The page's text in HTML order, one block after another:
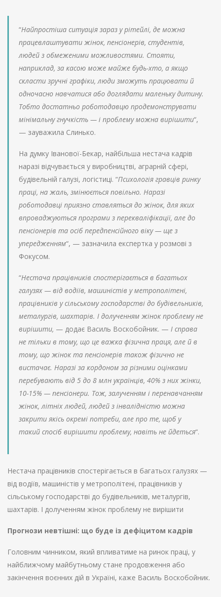
“Найпростіша ситуація зараз у рітейлі, де можна
працевлаштувати жінок, пенсіонерів, студентів,
людей з обмеженими можливостями. Стояти,
наприклад, за касою може майже будь-хто, а якщо
скласти зручні графіки, люди зможуть працювати й
одночасно навчатися або доглядати маленьку дитину.
Тобто достатньо роботодавцю продемонструвати
мінімальну гнучкість — і проблему можна вирішити“,
— зауважила Слинько.
На думку Іванової-Бекар, найбільша нестача кадрів
наразі відчувається у виробництві, аграрній сфері,
будівельній галузі, логістиці. “Психологія гравців ринку
праці, на жаль, змінюється повільно. Наразі
роботодавці приязно ставляться до жінок, для яких
впроваджуються програми з перекваліфікації, але до
пенсіонерів та осіб передпенсійного віку — ще з
упередженням“, — зазначила експертка у розмові з
Фокусом.
“Нестача працівників спостерігається в багатьох
галузях — від водіїв, машиністів у метрополітені,
працівників у сільському господарстві до будівельників,
металургів, шахтарів. І долученням жінок проблему не
вирішити, — додає Василь Воскобойник. — І справа
не тільки в тому, що це важка фізична праця, але й в
тому, що жінок та пенсіонерів також фізично не
вистачає. Наразі за кордоном за різними оцінками
перебувають від 5 до 8 млн українців, 40% з них жінки,
10-15% — пенсіонери. Тож, залученням і перенавчанням
жінок, літніх людей, людей з інвалідністю можна
закрити якісь окремі потреби, але про те, щоб у
такий спосіб вирішити проблему, навіть не йдеться“.
Нестача працівників спостерігається в багатьох галузях —
від водіїв, машиністів у метрополітені, працівників у
сільському господарстві до будівельників, металургів,
шахтарів. І долученням жінок проблему не вирішити
Прогнози невтішні: що буде із дефіцитом кадрів
Головним чинником, який впливатиме на ринок праці, у
найближчому майбутньому стане продовження або
закінчення воєнних дій в Україні, каже Василь Воскобойник.